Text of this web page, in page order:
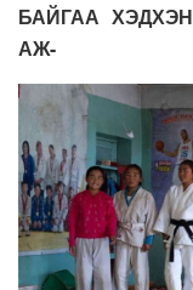
БАЙГАА
АЖ-